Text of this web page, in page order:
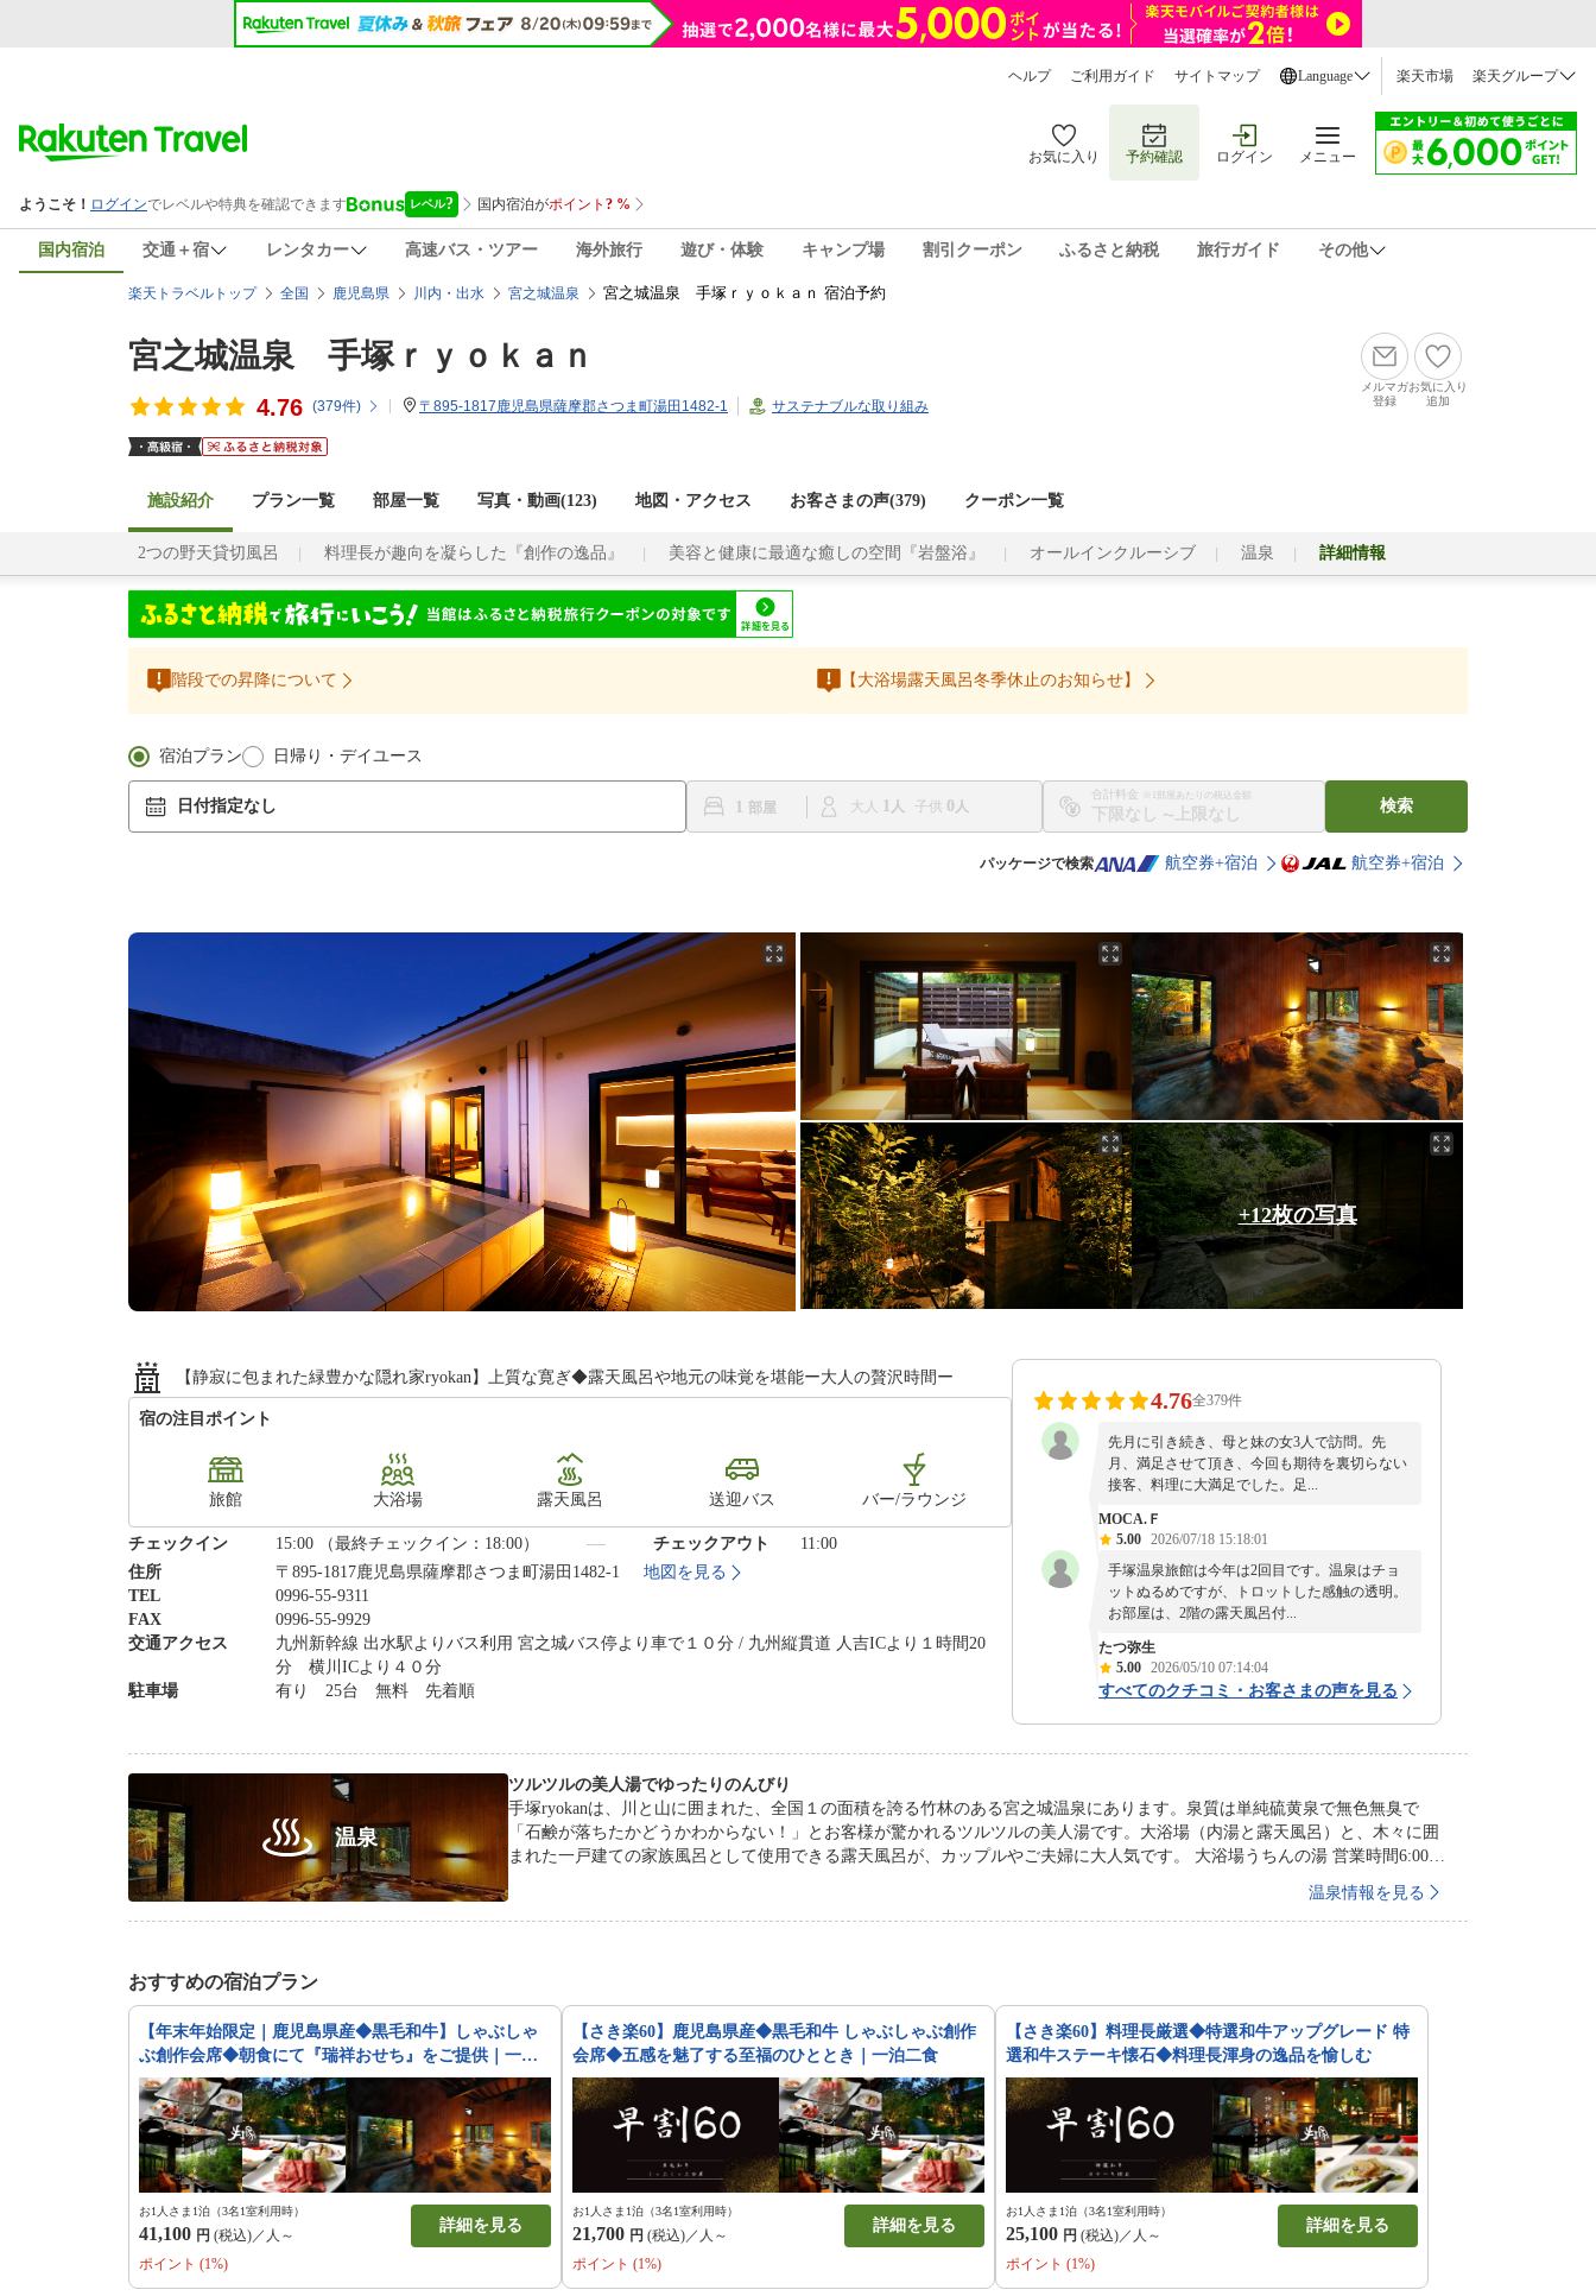
ヘルプ ご利用ガイド サイトマップ Language 楽天市場 楽天グループ
お気に入り 予約確認 ログイン メニュー
国内宿泊 交通＋宿 レンタカー 高速バス・ツアー 海外旅行 遊び・体験 キャンプ場 割引クーポン ふるさと納税 旅行ガイド その他
楽天トラベルトップ 全国 鹿児島県 川内・出水 宮之城温泉 宮之城温泉 手塚ｒｙｏｋａｎ 宿泊予約
宮之城温泉 手塚ｒｙｏｋａｎ
4.76 (379件) 〒895-1817鹿児島県薩摩郡さつま町湯田1482-1 サステナブルな取り組み
メルマガ
登録
お気に入り
追加
施設紹介 プラン一覧 部屋一覧 写真・動画(123) 地図・アクセス お客さまの声(379) クーポン一覧
2つの野天貸切風呂 料理長が趣向を凝らした『創作の逸品』 美容と健康に最適な癒しの空間『岩盤浴』 オールインクルーシブ 温泉 詳細情報
階段での昇降について 【大浴場露天風呂冬季休止のお知らせ】
宿泊プラン 日帰り・デイユース
日付指定なし 1 大人 1 子供 0
合計料金 ※1部屋あたりの税込金額
〜
検索
パッケージで検索 航空券+宿泊 航空券+宿泊
+12枚の写真
【静寂に包まれた緑豊かな隠れ家ryokan】上質な寛ぎ◆露天風呂や地元の味覚を堪能ー大人の贅沢時間ー
宿の注目ポイント
旅館 大浴場 露天風呂 送迎バス バー/ラウンジ
チェックイン 15:00 （最終チェックイン：18:00） チェックアウト
11:00
住所
〒895-1817鹿児島県薩摩郡さつま町湯田1482-1
地図を見る
TEL
0996-55-9311
FAX
0996-55-9929
交通アクセス
九州新幹線 出水駅よりバス利用 宮之城バス停より車で１０分 / 九州縦貫道 人吉ICより１時間20
分 横川ICより４０分
駐車場
有り 25台 無料 先着順
4.76全379件
先月に引き続き、母と妹の女3人で訪問。先
月、満足させて頂き、今回も期待を裏切らない
接客、料理に大満足でした。足...
MOCA.Ｆ
5.00 2026/07/18 15:18:01
手塚温泉旅館は今年は2回目です。温泉はチョ
ットぬるめですが、トロットした感触の透明。
お部屋は、2階の露天風呂付...
たつ弥生
5.00 2026/05/10 07:14:04
すべてのクチコミ・お客さまの声を見る
温泉
ツルツルの美人湯でゆったりのんびり
手塚ryokanは、川と山に囲まれた、全国１の面積を誇る竹林のある宮之城温泉にあります。泉質は単純硫黄泉で無色無臭で
「石鹸が落ちたかどうかわからない！」とお客様が驚かれるツルツルの美人湯です。大浴場（内湯と露天風呂）と、木々に囲
まれた一戸建ての家族風呂として使用できる露天風呂が、カップルやご夫婦に大人気です。 大浴場うちんの湯 営業時間6:00〜
22:30 (13:00〜14:00は清掃のためご利用できません） 12月〜3月の間は大浴場の露天風呂のみ休止となっております。 （外気
温泉情報を見る
おすすめの宿泊プラン
【年末年始限定｜鹿児島県産◆黒毛和牛】しゃぶしゃ
ぶ創作会席◆朝食にて『瑞祥おせち』をご提供｜一泊
二食
お1人さま1泊（3名1室利用時）
41,100 円 (税込)／人～
詳細を見る
ポイント (1%)
【さき楽60】鹿児島県産◆黒毛和牛 しゃぶしゃぶ創作
会席◆五感を魅了する至福のひととき｜一泊二食
お1人さま1泊（3名1室利用時）
21,700 円 (税込)／人～
詳細を見る
ポイント (1%)
【さき楽60】料理長厳選◆特選和牛アップグレード 特
選和牛ステーキ懐石◆料理長渾身の逸品を愉しむ
お1人さま1泊（3名1室利用時）
25,100 円 (税込)／人～
詳細を見る
ポイント (1%)